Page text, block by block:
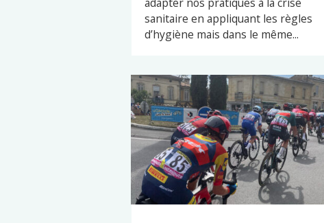
sanitaire en appliquant les règles
d’hygiène mais dans le même...